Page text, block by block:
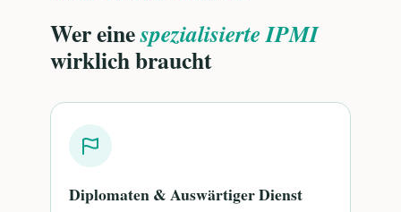
Wer einespezialisierte IPMI
wirklich braucht
Diplomaten & Auswärtiger Dienst